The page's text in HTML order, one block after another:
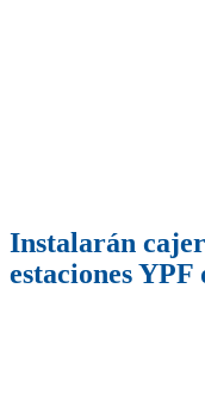
Instalarán
estaciones YPF